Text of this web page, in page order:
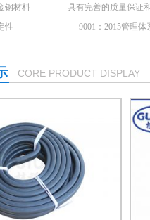
钢材料
性
具有完善的质量保证
9001：2015管理体
CORE PRODUCT DISPLAY